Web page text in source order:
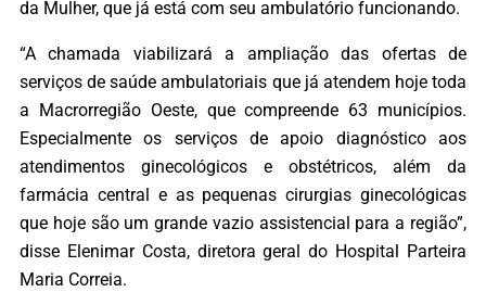
da Mulher, que já está com seu ambulatório funcionando.
“A chamada viabilizará a ampliação das ofertas de
serviços de saúde ambulatoriais que já atendem hoje toda
a Macrorregião Oeste, que compreende 63 municípios.
Especialmente os serviços de apoio diagnóstico aos
atendimentos ginecológicos e obstétricos, além da
farmácia central e as pequenas cirurgias ginecológicas
que hoje são um grande vazio assistencial para a região”,
disse Elenimar Costa, diretora geral do Hospital Parteira
Maria Correia.